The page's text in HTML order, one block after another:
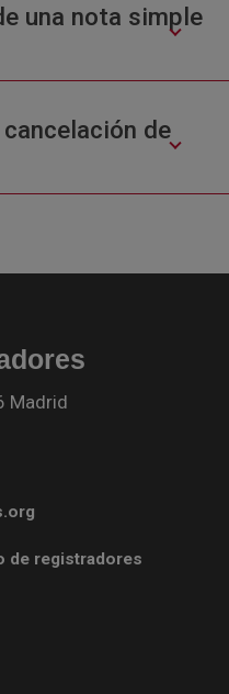
una nota simple
de
Madrid
de registradores
(abre en ventana nueva)